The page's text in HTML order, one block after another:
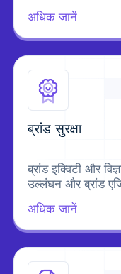
अधिक जानें
ब्रांड सुरक्षा
ब्रांड इक्विटी और
उल्लंघन और ब्रांड
अधिक जानें